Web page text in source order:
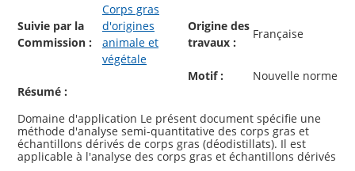
Suivie par la
Commission :
Corps gras
d'origines
animale et
végétale
Origine des
travaux :
Française
Motif :
Nouvelle norme
Résumé :
Domaine d'application Le présent document spécifie une
méthode d'analyse semi-quantitative des corps gras et
échantillons dérivés de corps gras (déodistillats). Il est
applicable à l'analyse des corps gras et échantillons dérivés